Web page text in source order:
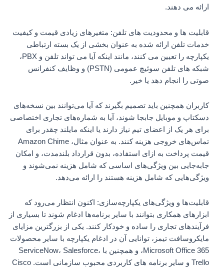
ارائه می دهند.
قابلیت ها و محدودیت های تلفن: متغیرهای زیادی قیمت و کیفیت
خدمات تلفن ارائه شده به عنوان بخشی از یک بسته ارتباطی
یکپارچه را تعیین می کنند، مانند اینکه آیا می تواند تلفن و PBX،
شبکه های تلفن سوئیچ عمومی (PSTN) و وظایف کنفرانس
صوتی را انجام دهد یا خیر.
کاربران همچنین باید تصمیم بگیرند که آیا می‌توانند بین نسخه‌های
دسکتاپ و موبایل جابجا شوند، آیا به شماره‌های تجاری اختصاصی
برای هر یک از اعضای تیم نیاز دارند یا اینکه مایلند چقدر برای
تماس‌های خروجی هزینه کنند. به عنوان مثال، Amazon Chime
قیمت پرداخت به ازای استفاده، بدون قرارداد بلندمدت، و امکان
جابه‌جایی بین ویژگی‌های اساسی که شامل هزینه نمی‌شوند و
ویژگی‌هایی که شامل هزینه هستند را ارائه می‌دهد.
قابلیت‌ها و ویژگی‌های یکپارچه‌سازی: اکنون انتظار می‌رود که
ابزارهای همکاری بتوانند با سایر برنامه‌ها ادغام شوند تا بسیاری از
فرآیندهای تجاری را ساده و خودکار کنند. یکی از بزرگترین مزایای
مایکروسافت تیمز، توانایی آن در ادغام یکپارچه با سایر محصولات
Microsoft Office 365، و همچنین با ServiceNow، Salesforce،
Trello و سایر برنامه های کاربردی محبوب سازمانی است. Cisco